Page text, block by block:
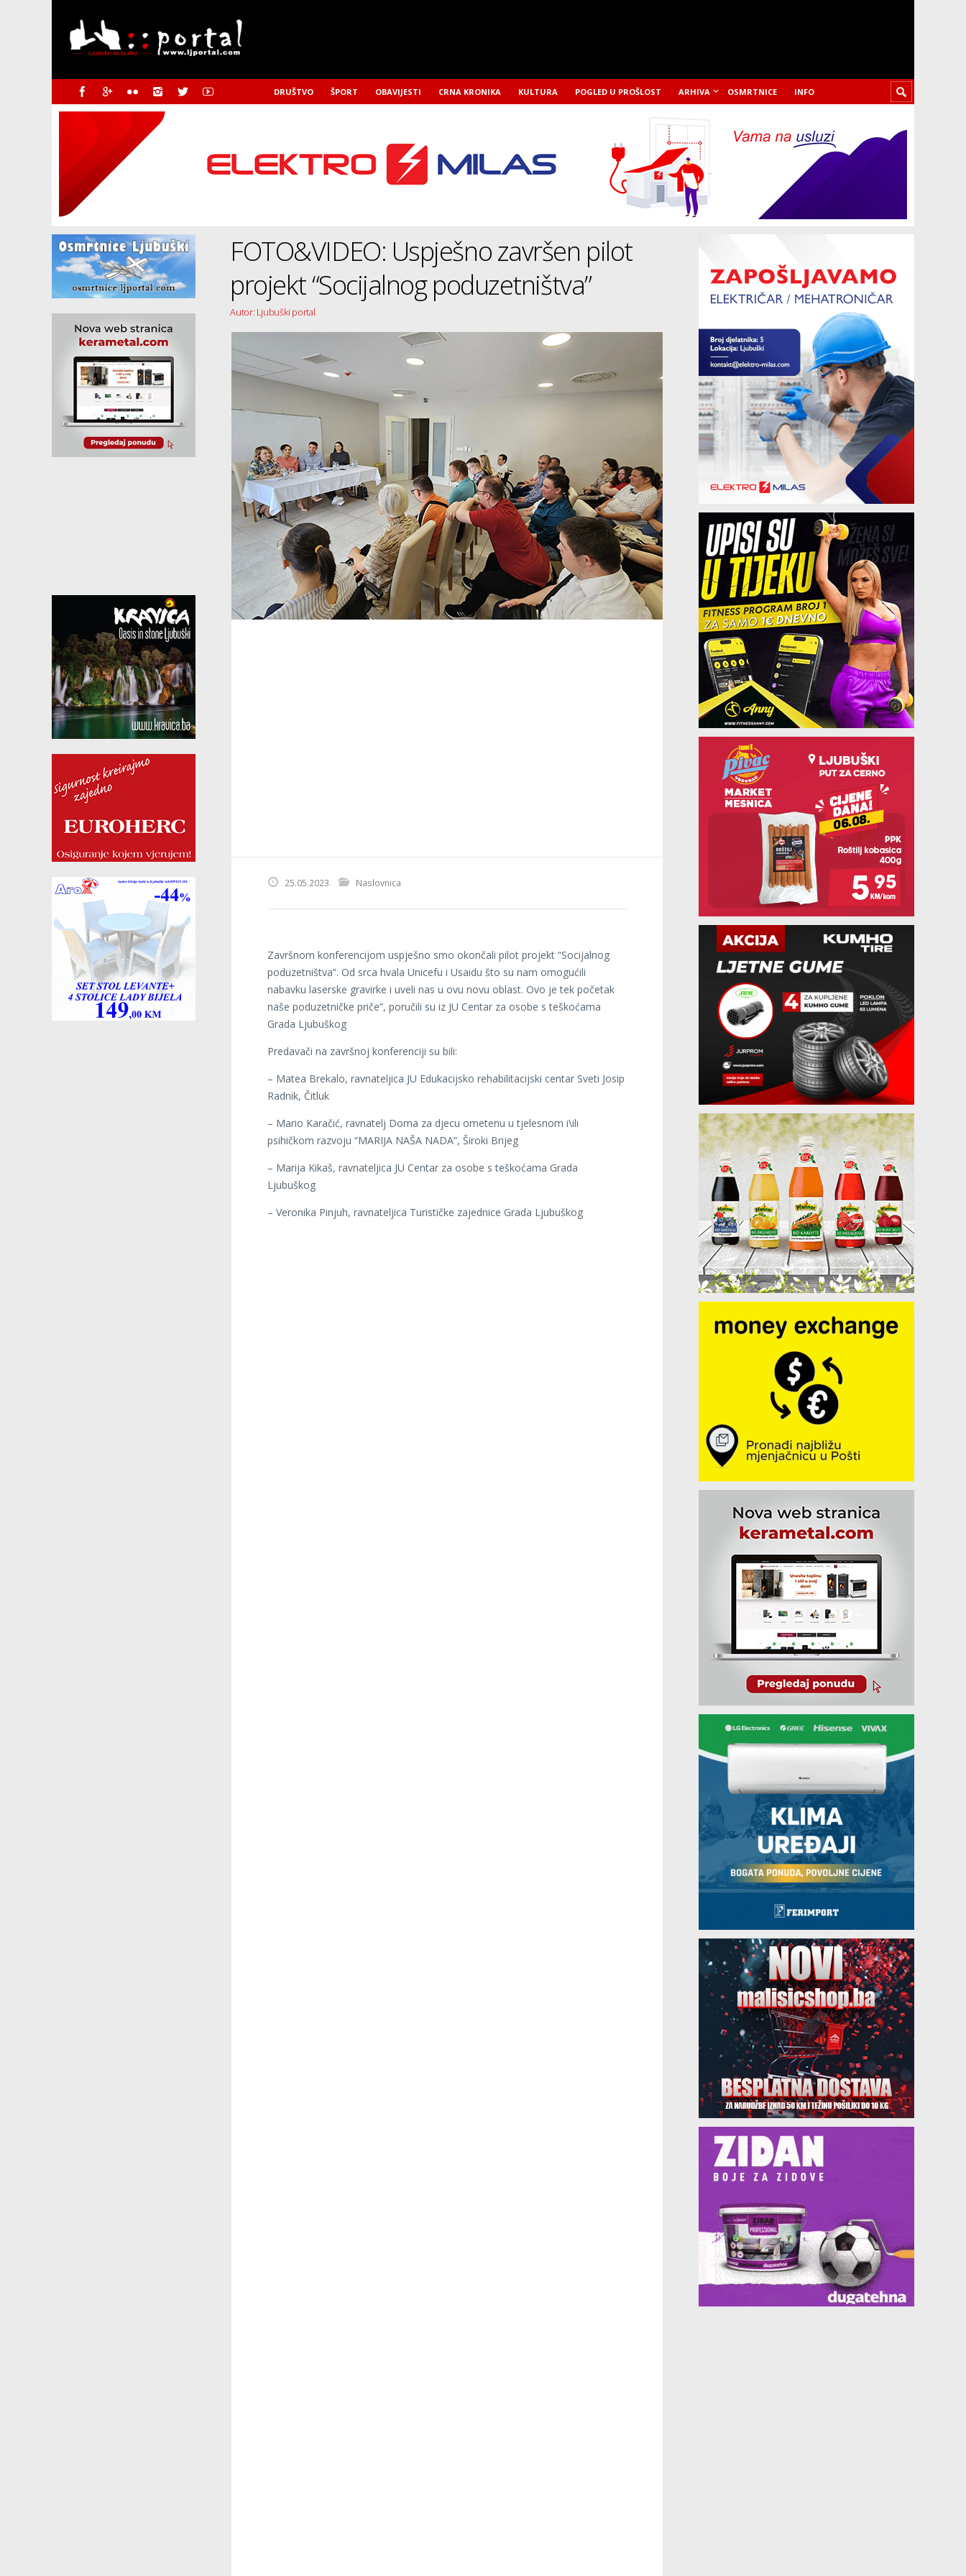
DRUŠTVO ŠPORT OBAVIJESTI CRNA KRONIKA KULTURA POGLED U PROŠLOST ARHIVA OSMRTNICE INFO
FOTO&VIDEO: Uspješno završen pilot
projekt “Socijalnog poduzetništva”
Autor: Ljubuški portal
25.05.2023 Naslovnica
Završnom konferencijom uspješno smo okončali pilot projekt “Socijalnog
poduzetništva”. Od srca hvala Unicefu i Usaidu što su nam omogućili
nabavku laserske gravirke i uveli nas u ovu novu oblast. Ovo je tek početak
naše poduzetničke priče”, poručili su iz JU Centar za osobe s teškoćama
Grada Ljubuškog
Predavači na završnoj konferenciji su bili:
– Matea Brekalo, ravnateljica JU Edukacijsko rehabilitacijski centar Sveti Josip
Radnik, Čitluk
– Mario Karačić, ravnatelj Doma za djecu ometenu u tjelesnom i\ili
psihičkom razvoju “MARIJA NAŠA NADA”, Široki Brijeg
– Marija Kikaš, ravnateljica JU Centar za osobe s teškoćama Grada
Ljubuškog
– Veronika Pinjuh, ravnateljica Turističke zajednice Grada Ljubuškog